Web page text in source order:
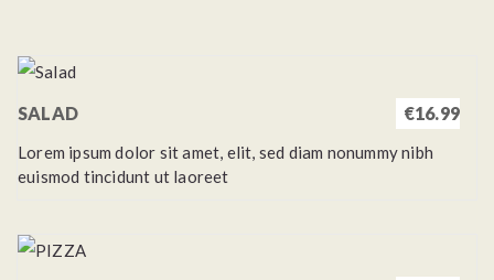
SALAD €16.99
Lorem ipsum dolor sit amet, elit, sed diam nonummy nibh
euismod tincidunt ut laoreet